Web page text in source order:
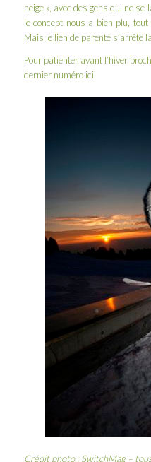
neige », avec des gens qui ne
le concept nous a bien plu,
Mais le lien de parenté s’arrête
Pour patienter avant l’hiver
dernier numéro ici.
Crédit photo : SwitchMag –